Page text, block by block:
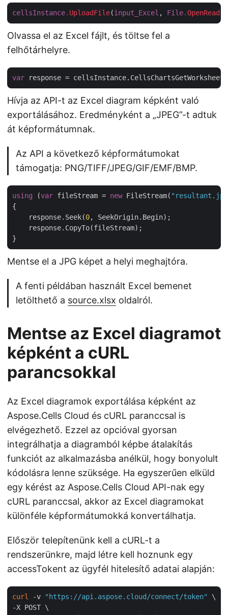
cellsInstance.UploadFile(input_Excel , File.OpenRead
Olvassa el az Excel fájlt, és töltse fel a
felhőtárhelyre.
var response =
Hívja az API-t az Excel diagram képként való
exportálásához. Eredményként a „JPEG”-t adtuk
át képformátumnak.
Az API a következő képformátumokat
támogatja: PNG/TIFF/JPEG/GIF/EMF/BMP.
using (var fileStream = new FileStream(
{
    response.Seek(
0, SeekOrigin.Begin);
    response.CopyTo(fileStream);
Mentse el a JPG képet a helyi meghajtóra.
A fenti példában használt Excel bemenet
letölthető a source.xlsx oldalról.
Mentse az Excel diagramot
képként a cURL
parancsokkal
Az Excel diagramok exportálása képként az
Aspose.Cells Cloud és cURL paranccsal is
elvégezhető. Ezzel az opcióval gyorsan
integrálhatja a diagramból képbe átalakítás
funkciót az alkalmazásba anélkül, hogy bonyolult
kódolásra lenne szüksége. Ha egyszerűen elküld
egy kérést az Aspose.Cells Cloud API-nak egy
cURL paranccsal, akkor az Excel diagramokat
különféle képformátumokká konvertálhatja.
Először telepítenünk kell a cURL-t a
rendszerünkre, majd létre kell hoznunk egy
accessTokent az ügyfél hitelesítő adatai alapján:
curl -v "https://api.aspose.cloud/connect/token"
\
-X POST \